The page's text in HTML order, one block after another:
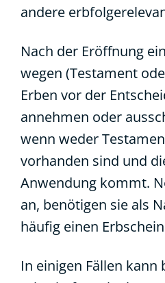
andere
Nach der Eröffnung
wegen (Testament
Erben vor der
annehmen oder
wenn weder
vorhanden sind und
Anwendung kommt.
an, benötigen sie als
häufig einen
In einigen Fällen